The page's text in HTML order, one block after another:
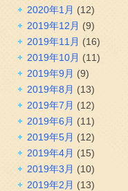
2020年1月 (12)
2019年12月 (9)
2019年11月 (16)
2019年10月 (11)
2019年9月 (9)
2019年8月 (13)
2019年7月 (12)
2019年6月 (11)
2019年5月 (12)
2019年4月 (15)
2019年3月 (10)
2019年2月 (13)